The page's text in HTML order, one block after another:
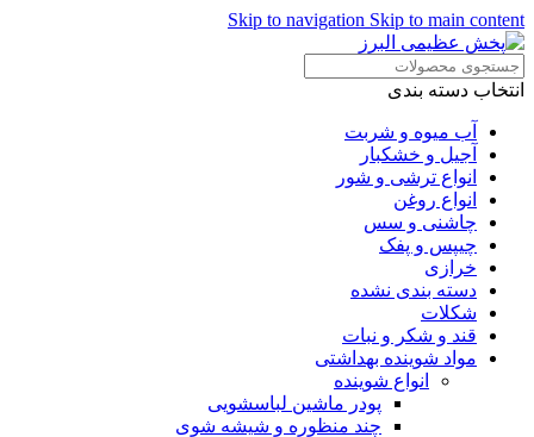
Skip to navigation Skip to main content
انتخاب دسته بندی
آب میوه و شربت
آجیل و خشکبار
انواع ترشی و شور
انواع روغن
چاشنی و سس
چیپس و پفک
خرازی
دسته بندی نشده
شکلات
قند و شکر و نبات
مواد شوینده بهداشتی
انواع شوینده
پودر ماشین لباسشویی
چند منظوره و شیشه شوی